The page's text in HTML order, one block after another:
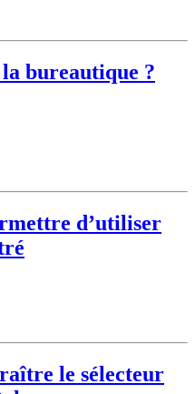
bureautique ?
d’utiliser
le sélecteur